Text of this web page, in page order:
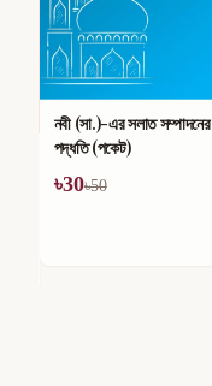
নবী (সা.)-এর সলাত সম্পাদনের
পদ্ধতি (পকেট)
৳30৳50